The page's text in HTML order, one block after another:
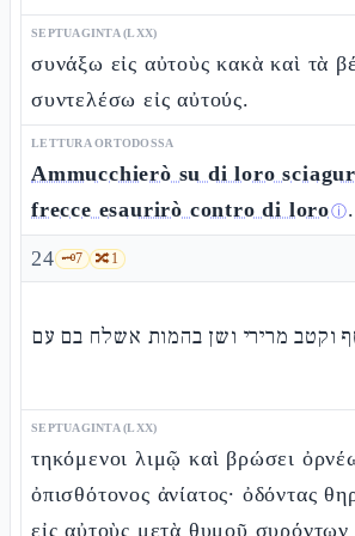
SEPTUAGINTA (LXX)
συνάξω εἰς αὐτοὺς κακὰ καὶ τὰ
συντελέσω εἰς αὐτούς.
LETTURA ORTODOSSA
Ammucchierò su di loro
frecce esaurirò contro di loroⓘ.
24 🗝️7 🔀1
וקטב מרירי ושן בהמות אשלח בם עם
SEPTUAGINTA (LXX)
τηκόμενοι λιμῷ καὶ βρώσει
ὀπισθότονος ἀνίατος· ὀδόντας
εἰς αὐτοὺς μετὰ θυμοῦ συρόντων